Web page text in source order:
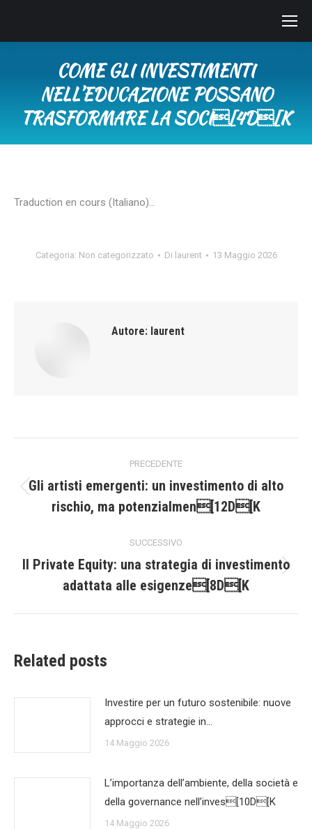
COME GLI INVESTIMENTI
NELL’EDUCAZIONE POSSANO
TRASFORMARE LA SOCI[4D[K
Traduction en cours (Italiano)…
Categoria: Non categorizzato Di laurent 13 Maggio 2026
Autore: laurent
tra
PRECEDENTE
precedente:
Gli artisti emergenti: un investimento di alto
rischio, ma potenzialmen[12D[K
SUCCESSIVO
Prossimo
post:
Il Private Equity: una strategia di investimento
adattata alle esigenze[8D[K
Related posts
Investire per un futuro sostenibile: nuove
approcci e strategie in…
14 Maggio 2026
L’importanza dell’ambiente, della società e
della governance nell’inves[10D[K
14 Maggio 2026